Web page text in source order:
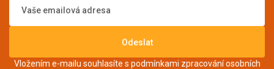
Odeslat
Vložením e-mailu souhlasíte s podmínkami zpracování osobních